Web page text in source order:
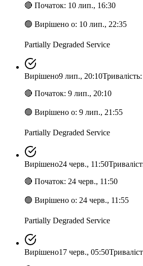
🔴 Початок: 10 лип., 16:30
🟢 Вирішено о: 10 лип., 22:35
Partially Degraded Service
Вирішено9 лип., 20:10
🔴 Початок: 9 лип., 20:10
🟢 Вирішено о: 9 лип., 21:55
Partially Degraded Service
Вирішено24 черв., 11:50
🔴 Початок: 24 черв., 11:50
🟢 Вирішено о: 24 черв., 11:55
Partially Degraded Service
Вирішено17 черв., 05:50